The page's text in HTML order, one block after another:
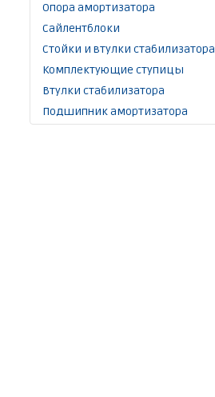
Опора амортизатора
Сайлентблоки
Стойки и втулки стабилизатора
Комплектующие ступицы
Втулки стабилизатора
Подшипник амортизатора